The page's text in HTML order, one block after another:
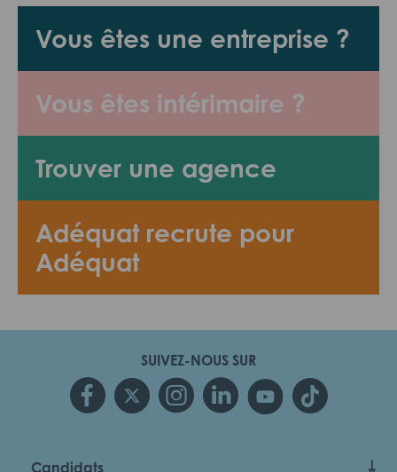
Vous êtes une entreprise ?
Vous êtes intérimaire ?
Trouver une agence
Adéquat recrute pour
Adéquat
SUIVEZ-NOUS SUR
Candidats